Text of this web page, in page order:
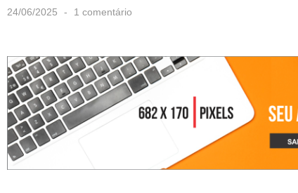
24/06/2025 1 comentário